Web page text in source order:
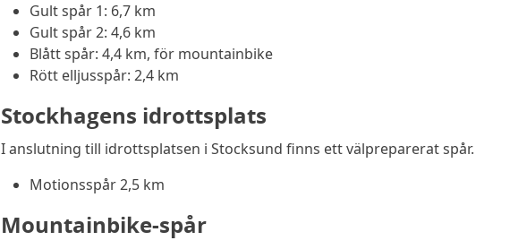
Gult spår 1: 6,7 km
Gult spår 2: 4,6 km
Blått spår: 4,4 km, för mountainbike
Rött elljusspår: 2,4 km
Stockhagens idrottsplats
I anslutning till idrottsplatsen i Stocksund finns ett välpreparerat spår.
Motionsspår 2,5 km
Mountainbike-spår